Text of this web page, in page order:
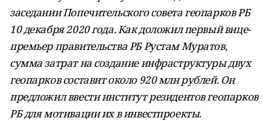
заседании Попечительского совета геопарков РБ
10 декабря 2020 года. Как доложил первый вице-
премьер правительства РБ Рустам Муратов,
сумма затрат на создание инфраструктуры двух
геопарков составит около 920 млн рублей. Он
предложил ввести институт резидентов геопарков
РБ для мотивации их в инвестпроекты.